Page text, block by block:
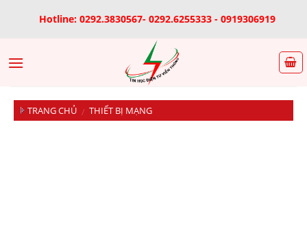
Hotline: 0292.3830567- 0292.6255333 - 0919306919
TRANG CHỦ / THIẾT BỊ MẠNG